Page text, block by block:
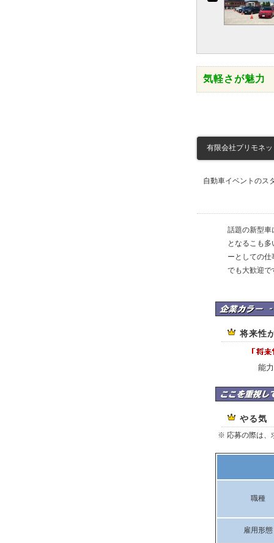
気軽さが魅力
有限会社プリモネ
自動車イベントのス
話題の新型車
となるこも
ーとしての
でも大歓迎で
有限会社プリモネ
将来性
能
有限会社プリモネ
やる気
※ 応募の際は、
職種
雇用形態